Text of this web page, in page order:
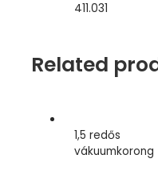
411.031
Related
1,5 redős
vákuumkorong